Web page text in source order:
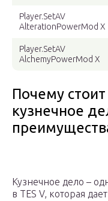
Player.SetAV
AlterationPowerMod X
Player.SetAV
AlchemyPowerMod X
Почему
кузнечное
Кузнечное дело –
в TES V, которая